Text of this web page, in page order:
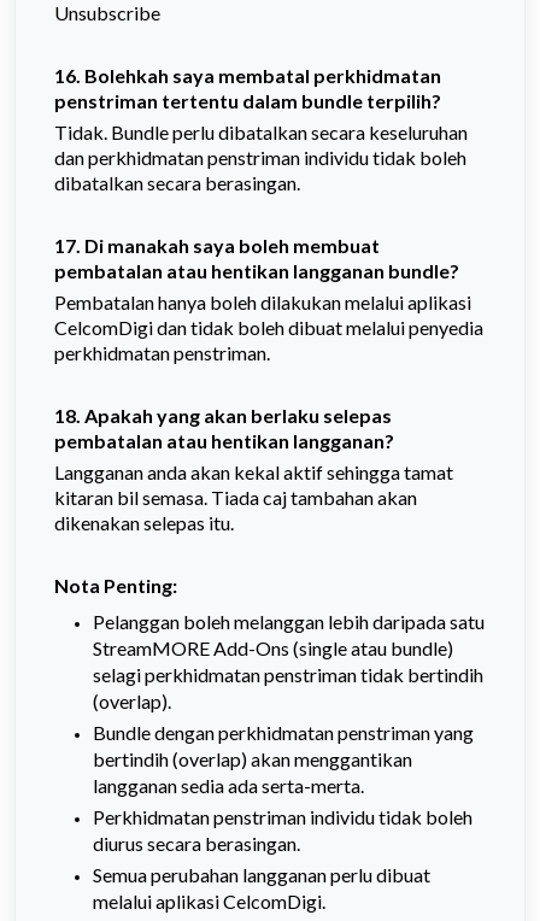
Unsubscribe
16. Bolehkah saya membatal perkhidmatan
penstriman tertentu dalam bundle terpilih?
Tidak. Bundle perlu dibatalkan secara keseluruhan
dan perkhidmatan penstriman individu tidak boleh
dibatalkan secara berasingan.
17. Di manakah saya boleh membuat
pembatalan atau hentikan langganan bundle?
Pembatalan hanya boleh dilakukan melalui aplikasi
CelcomDigi dan tidak boleh dibuat melalui penyedia
perkhidmatan penstriman.
18. Apakah yang akan berlaku selepas
pembatalan atau hentikan langganan?
Langganan anda akan kekal aktif sehingga tamat
kitaran bil semasa. Tiada caj tambahan akan
dikenakan selepas itu.
Nota Penting:
Pelanggan boleh melanggan lebih daripada satu
StreamMORE Add-Ons (single atau bundle)
selagi perkhidmatan penstriman tidak bertindih
(overlap).
Bundle dengan perkhidmatan penstriman yang
bertindih (overlap) akan menggantikan
langganan sedia ada serta-merta.
Perkhidmatan penstriman individu tidak boleh
diurus secara berasingan.
Semua perubahan langganan perlu dibuat
melalui aplikasi CelcomDigi.